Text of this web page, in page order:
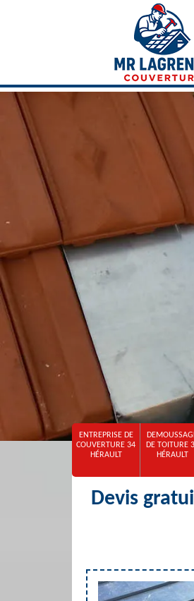
ENTREPRISE DE
COUVERTURE 34
HÉRAULT
DE TOITURE
HÉRAULT
Devis